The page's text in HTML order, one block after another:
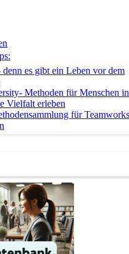
es gibt ein Leben vor dem
Methoden für Menschen in
Vielfalt erleben
für